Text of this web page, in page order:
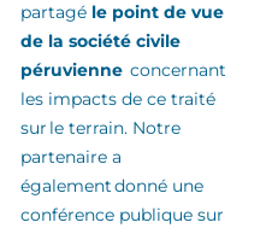
partagé le point de vue
de la société civile
péruvienne concernant
les impacts de ce traité
sur le terrain. Notre
partenaire a
également donné une
conférence publique sur